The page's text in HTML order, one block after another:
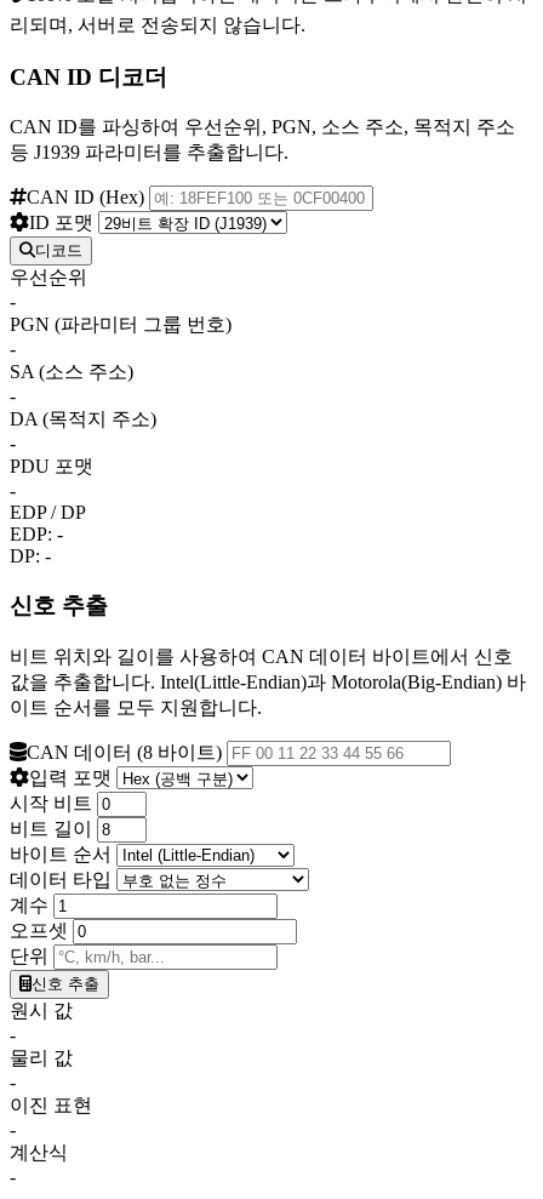
리되며, 서버로 전송되지 않습니다.
CAN ID 디코더
CAN ID를 파싱하여 우선순위, PGN, 소스 주소, 목적지 주소
등 J1939 파라미터를 추출합니다.
CAN ID (Hex)
ID 포맷
디코드
우선순위
-
PGN (파라미터 그룹 번호)
-
SA (소스 주소)
-
DA (목적지 주소)
-
PDU 포맷
-
EDP / DP
EDP: -
DP: -
신호 추출
비트 위치와 길이를 사용하여 CAN 데이터 바이트에서 신호
값을 추출합니다. Intel(Little-Endian)과 Motorola(Big-Endian) 바
이트 순서를 모두 지원합니다.
CAN 데이터 (8 바이트)
입력 포맷
시작 비트
비트 길이
바이트 순서
데이터 타입
계수
오프셋
단위
신호 추출
원시 값
-
물리 값
-
이진 표현
-
계산식
-